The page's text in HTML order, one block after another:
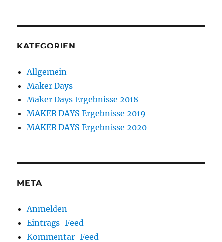
KATEGORIEN
Allgemein
Maker Days
Maker Days Ergebnisse 2018
MAKER DAYS Ergebnisse 2019
MAKER DAYS Ergebnisse 2020
META
Anmelden
Eintrags-Feed
Kommentar-Feed